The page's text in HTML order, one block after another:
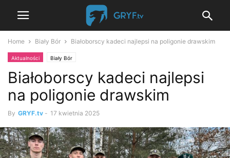
Home Biały Bór Białoborscy kadeci najlepsi na poligonie drawskim
Aktualności Biały Bór
Białoborscy kadeci najlepsi
na poligonie drawskim
By GRYF.tv - 17 kwietnia 2025